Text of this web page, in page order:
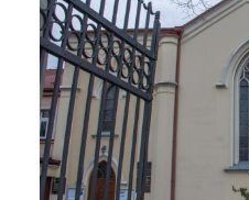
Odpust 2021
Kościół Stacyjny
Pierwsza
Pierwsza